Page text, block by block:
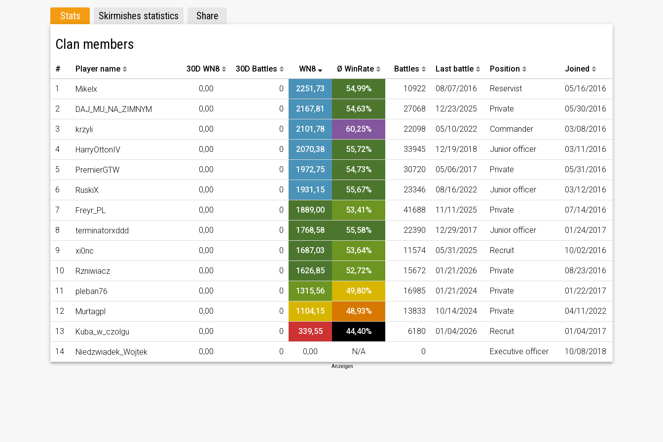
Stats Skirmishes statistics Share
Clan members
# Player name 30D WN8 30D Battles WN8 Ø WinRate Battles Last battle Position Joined
1 Mikelx 0,00 0 2251,73 54,99% 10922 08/07/2016 Reservist 05/16/2016
2 DAJ_MU_NA_ZIMNYM 0,00 0 2167,81 54,63% 27068 12/23/2025 Private 05/30/2016
3 krzyli 0,00 0 2101,78 60,25% 22098 05/10/2022 Commander 03/08/2016
4 HarryOttonIV 0,00 0 2070,38 55,72% 33945 12/19/2018 Junior officer 03/11/2016
5 PremierGTW 0,00 0 1972,75 54,73% 30720 05/06/2017 Private 05/31/2016
6 RuskiX 0,00 0 1931,15 55,67% 23346 08/16/2022 Junior officer 03/12/2016
7 Freyr_PL 0,00 0 1889,00 53,41% 41688 11/11/2025 Private 07/14/2016
8 terminatorxddd 0,00 0 1768,58 55,58% 22390 12/29/2017 Junior officer 01/24/2017
9 xi0nc 0,00 0 1687,03 53,64% 11574 05/31/2025 Recruit 10/02/2016
10 Rzniwiacz 0,00 0 1626,85 52,72% 15672 01/21/2026 Private 08/23/2016
11 pleban76 0,00 0 1315,56 49,80% 16985 01/21/2024 Private 01/22/2017
12 Murtagpl 0,00 0 1104,15 48,93% 13833 10/14/2024 Private 04/11/2022
13 Kuba_w_czolgu 0,00 0 339,55 44,40% 6180 01/04/2026 Recruit 01/04/2017
14 Niedzwiadek_Wojtek 0,00 0 0,00 N/A 0 Executive officer 10/08/2018
Anzeigen